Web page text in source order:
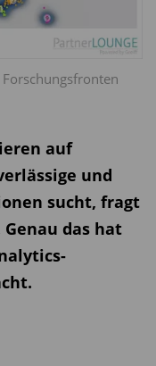
auf
und
sucht, fragt
das hat